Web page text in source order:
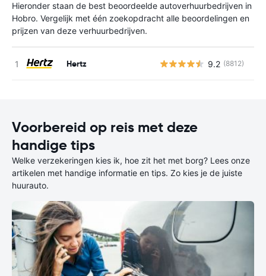
Hieronder staan de best beoordeelde autoverhuurbedrijven in
Hobro. Vergelijk met één zoekopdracht alle beoordelingen en
prijzen van deze verhuurbedrijven.
Hertz 9.2 (8812)
Voorbereid op reis met deze
handige tips
Welke verzekeringen kies ik, hoe zit het met borg? Lees onze
artikelen met handige informatie en tips. Zo kies je de juiste
huurauto.